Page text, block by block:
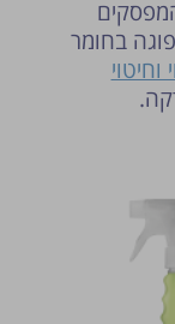
בחומר
וחיטוי